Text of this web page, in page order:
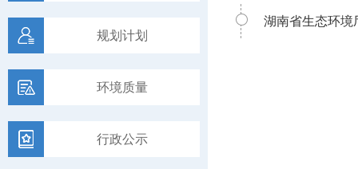
规划计划
环境质量
行政公示
湖南省生态环境